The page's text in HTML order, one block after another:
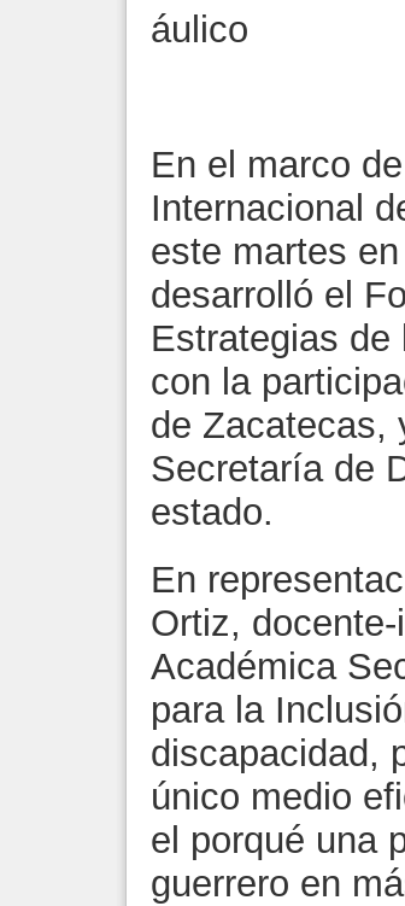
áulico
En el marco
Internacional
este martes
desarrolló el
Estrategias de
con la
de Zacatecas,
Secretaría de
estado.
En
Ortiz,
Académica
para la
discapacidad,
único medio
el porqué una
guerrero en